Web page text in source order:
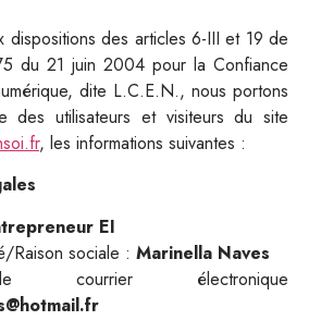
dispositions des articles 6-III et 19 de
du 21 juin 2004 pour la Confiance
dite L.C.E.N., nous portons
des utilisateurs et visiteurs du site
, les informations suivantes :
EI
Raison sociale : Marinella Naves
courrier électronique